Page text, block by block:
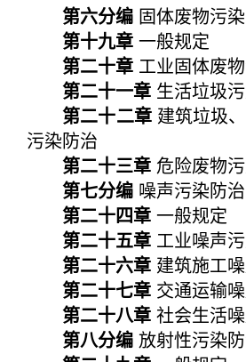
第六分编 固体废物污
第十九章 一般规定
第二十章 工业固体废
第二十一章 生活垃圾
第二十二章建筑垃圾
污染防治
第二十三章 危险废物
第七分编 噪声污染防治
第二十四章 一般规定
第二十五章 工业噪声
第二十六章 建筑施工
第二十七章 交通运输
第二十八章 社会生活
第八分编 放射性污染